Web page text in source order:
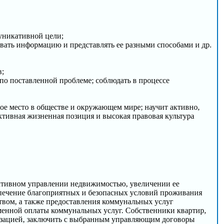
цели;
информацию и представлять ее разными способами и др.
поставленной проблеме; соблюдать в процессе
место в обществе и окружающем мире; научит активно,
жизненная позиция и высокая правовая культура
управлении недвижимостью, увеличении ее
благоприятных и безопасных условий проживания
а также предоставления коммунальных услуг
оплаты коммунальных услуг. Собственники квартир,
заключить с выбранным управляющим договоры